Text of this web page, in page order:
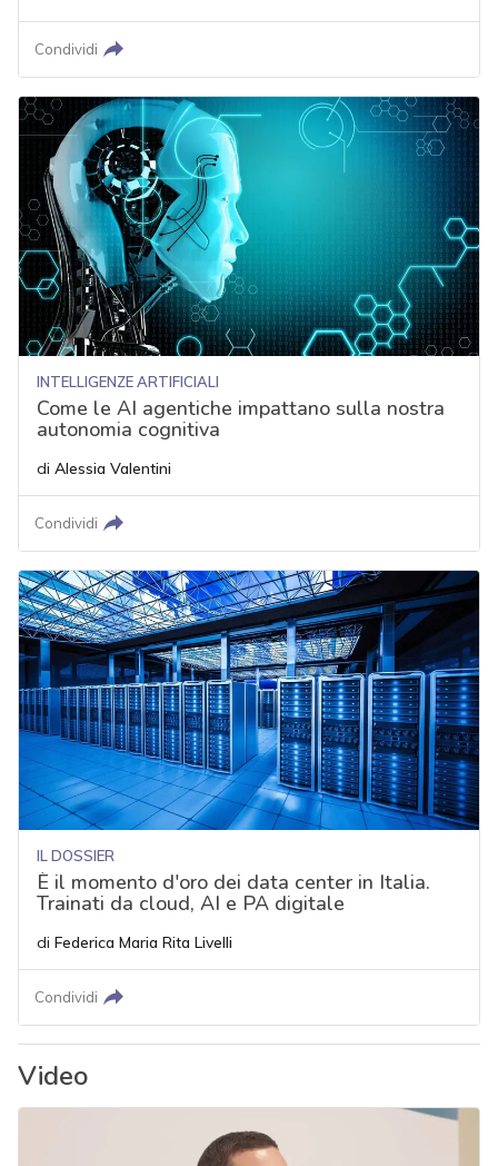
Condividi
INTELLIGENZE ARTIFICIALI
Come le AI agentiche impattano sulla nostra
autonomia cognitiva
di Alessia Valentini
Condividi
IL DOSSIER
È il momento d'oro dei data center in Italia.
Trainati da cloud, AI e PA digitale
di Federica Maria Rita Livelli
Condividi
Video